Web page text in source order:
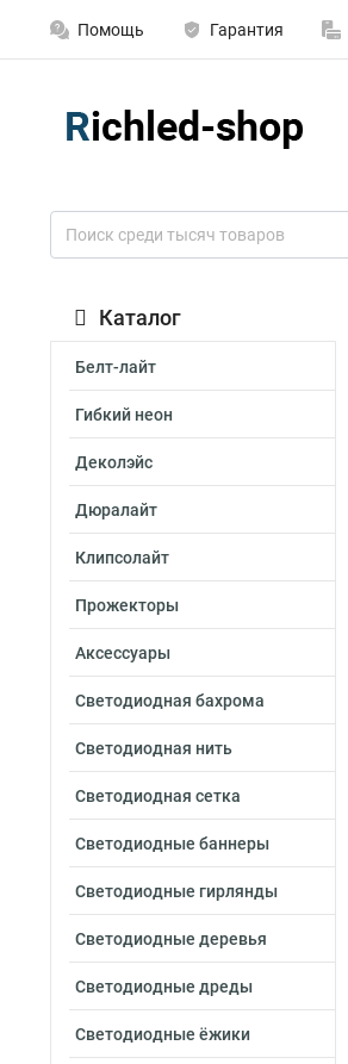
Помощь Гарантия
Каталог
Белт-лайт
Гибкий неон
Деколэйс
Дюралайт
Клипсолайт
Прожекторы
Аксессуары
Светодиодная бахрома
Светодиодная нить
Светодиодная сетка
Светодиодные баннеры
Светодиодные гирлянды
Светодиодные деревья
Светодиодные дреды
Светодиодные ёжики